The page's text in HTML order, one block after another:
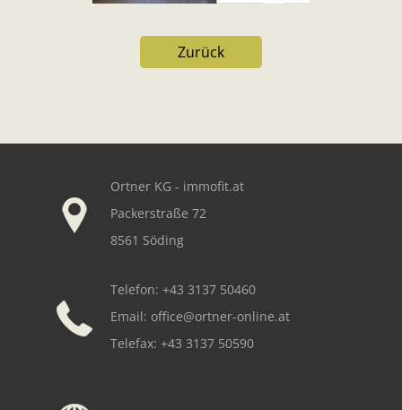
Zurück
Ortner KG - immofit.at
Packerstraße 72
8561 Söding
Telefon: +43 3137 50460
Email: office@ortner-online.at
Telefax: +43 3137 50590